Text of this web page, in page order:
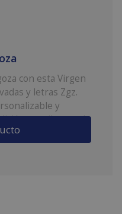
con esta Virgen
y letras Zgz.
y
y estilo actual.
para quienes